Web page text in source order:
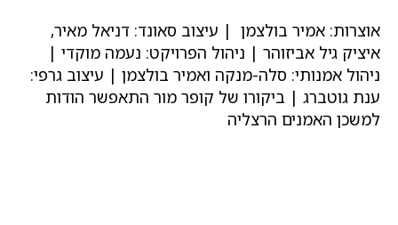
אוצרות: אמיר בולצמן | עיצוב סאונד: דניאל מאיר,
איציק גיל אביזוהר | ניהול הפרויקט: נעמה מוקדי |
ניהול אמנותי: סלה-מנקה ואמיר בולצמן | עיצוב גרפי:
ענת גוטברג | ביקורו של קופר מור התאפשר הודות
למשכן האמנים הרצליה